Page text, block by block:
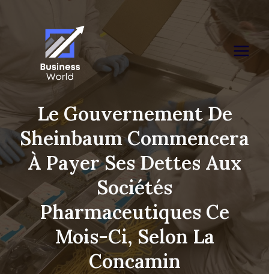
Le Gouvernement De
Sheinbaum Commencera
À Payer Ses Dettes Aux
Sociétés
Pharmaceutiques Ce
Mois-Ci, Selon La
Concamin